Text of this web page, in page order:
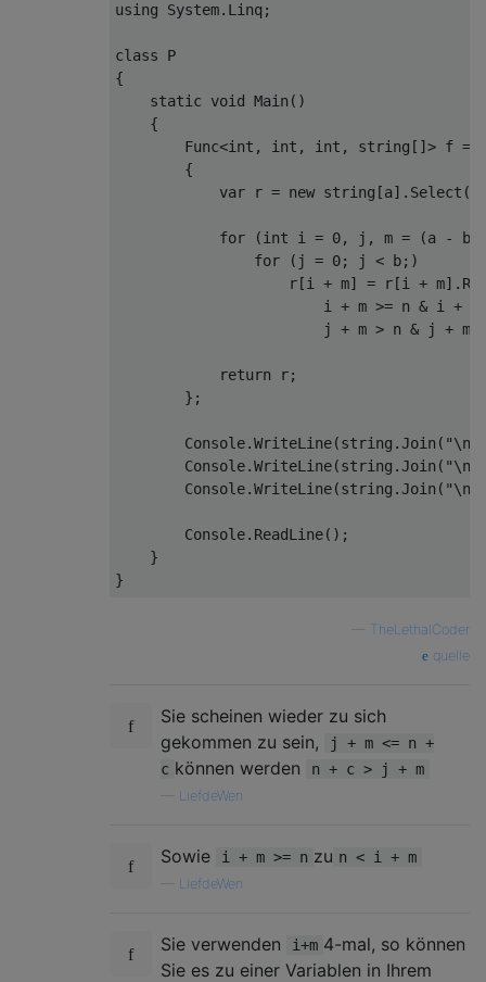
using
System. Linq ;
class
{
static
void Main ()
{
Func<int , int , int , string []> f =
{
var r = new string [a]. Select (
for (int i = 0, j , m = (a - b
for
( j = 0; j < b;)
                    r
[i + m] = r [i + m].
                        i
+ m >= n & i +
                        j
+ m > n & j + m
return r;
};
Console.WriteLine(string .Join ( "\n"
Console.WriteLine(string .Join ( "\n"
Console.WriteLine(string .Join ( "\n"
Console. ReadLine();
}
}
TheLethalCoder
quelle
Sie scheinen wieder zu sich
gekommen zu sein,
j + m <= n +
c können werden n + c > j + m
LiefdeWen
Sowie i + m >= n zu n < i + m
LiefdeWen
Sie verwenden i+m 4-mal, so können
Sie es zu einer Variablen in Ihrem